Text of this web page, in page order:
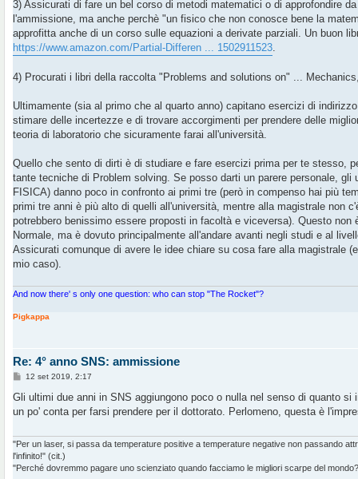
3) Assicurati di fare un bel corso di metodi matematici o di approfondire
l'ammissione, ma anche perchè "un fisico che non conosce bene la
approfitta anche di un corso sulle equazioni a derivate parziali. Un buon
https://www.amazon.com/Partial-Differen ... 1502911523.
4) Procurati i libri della raccolta "Problems and solutions on" ...
Ultimamente (sia al primo che al quarto anno) capitano esercizi di
stimare delle incertezze e di trovare accorgimenti per prendere delle
teoria di laboratorio che sicuramente farai all'università.
Quello che sento di dirti è di studiare e fare esercizi prima per te stesso,
tante tecniche di Problem solving. Se posso darti un parere personale, gli
FISICA) danno poco in confronto ai primi tre (però in compenso hai più
primi tre anni è più alto di quelli all'università, mentre alla magistrale non
potrebbero benissimo essere proposti in facoltà e viceversa). Questo non
Normale, ma è dovuto principalmente all'andare avanti negli studi e al
Assicurati comunque di avere le idee chiare su cosa fare alla magistrale
mio caso).
And now there' s only one question: who can stop "The Rocket"?
Pigkappa
Re: 4° anno SNS: ammissione
M
s
a
i
o
12 set 2019, 2:17
Gli ultimi due anni in SNS aggiungono poco o nulla nel senso di quanto si
un po' conta per farsi prendere per il dottorato. Perlomeno, questa è
"Per un laser, si passa da temperature positive a temperature negative non passando
l'infinito!" (cit.)
"Perché dovremmo pagare uno scienziato quando facciamo le migliori scarpe del